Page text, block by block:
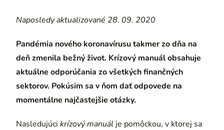
Naposledy aktualizované 28. 09. 2020
Pandémia nového koronavírusu takmer zo dňa na
deň zmenila bežný život. Krízový manuál obsahuje
aktuálne odporúčania zo všetkých finančných
sektorov. Pokúsim sa v ňom dať odpovede na
momentálne najčastejšie otázky.
Nasledujúci krízový manuál je pomôckou, v ktorej sa